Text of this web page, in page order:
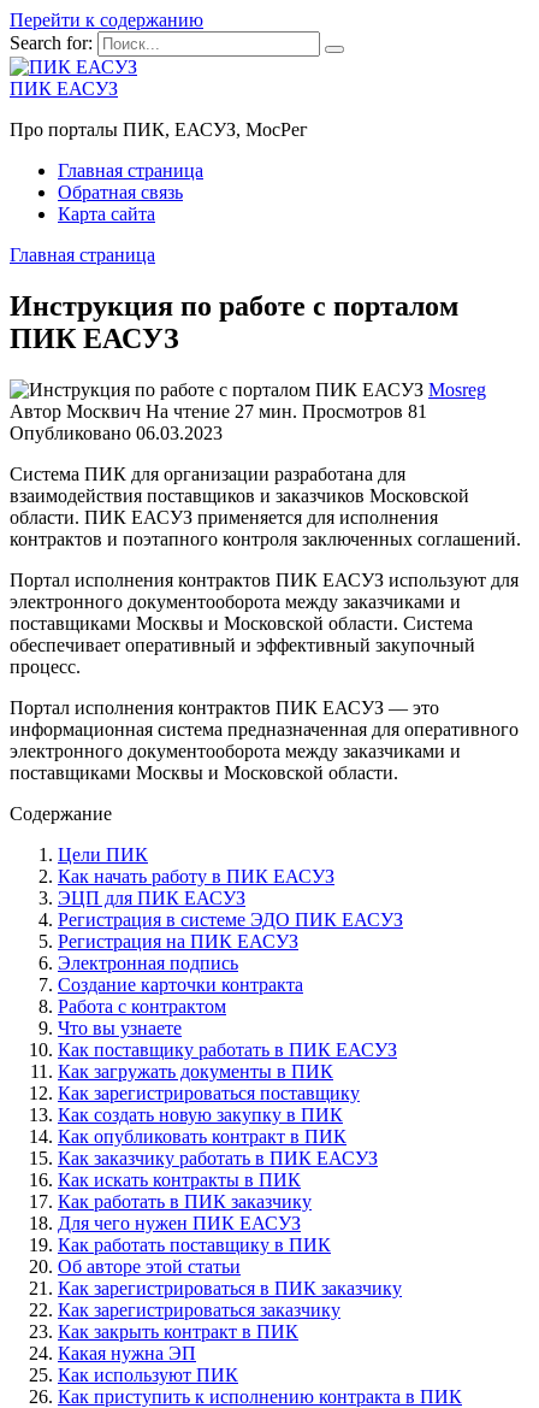
Перейти к содержанию
Search for:
ПИК ЕАСУЗ
Про порталы ПИК, ЕАСУЗ, МосРег
Главная страница
Обратная связь
Карта сайта
Главная страница
Инструкция по работе с порталом
ПИК ЕАСУЗ
Mosreg
Автор Москвич На чтение 27 мин. Просмотров 81
Опубликовано 06.03.2023
Система ПИК для организации разработана для
взаимодействия поставщиков и заказчиков Московской
области. ПИК ЕАСУЗ применяется для исполнения
контрактов и поэтапного контроля заключенных соглашений.
Портал исполнения контрактов ПИК ЕАСУЗ используют для
электронного документооборота между заказчиками и
поставщиками Москвы и Московской области. Система
обеспечивает оперативный и эффективный закупочный
процесс.
Портал исполнения контрактов ПИК ЕАСУЗ — это
информационная система предназначенная для оперативного
электронного документооборота между заказчиками и
поставщиками Москвы и Московской области.
Содержание
Цели ПИК
Как начать работу в ПИК ЕАСУЗ
ЭЦП для ПИК ЕАСУЗ
Регистрация в системе ЭДО ПИК ЕАСУЗ
Регистрация на ПИК ЕАСУЗ
Электронная подпись
Создание карточки контракта
Работа с контрактом
Что вы узнаете
Как поставщику работать в ПИК ЕАСУЗ
Как загружать документы в ПИК
Как зарегистрироваться поставщику
Как создать новую закупку в ПИК
Как опубликовать контракт в ПИК
Как заказчику работать в ПИК ЕАСУЗ
Как искать контракты в ПИК
Как работать в ПИК заказчику
Для чего нужен ПИК ЕАСУЗ
Как работать поставщику в ПИК
Об авторе этой статьи
Как зарегистрироваться в ПИК заказчику
Как зарегистрироваться заказчику
Как закрыть контракт в ПИК
Какая нужна ЭП
Как используют ПИК
Как приступить к исполнению контракта в ПИК